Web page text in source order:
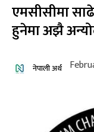
एमसीसीमा
हुनेमा अझै
नेपाली अर्थ